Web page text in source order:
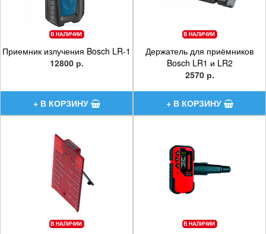
Приемник излучения Bosch LR-1
12800 р.
Держатель для приёмников
Bosch LR1 и LR2
2570 р.